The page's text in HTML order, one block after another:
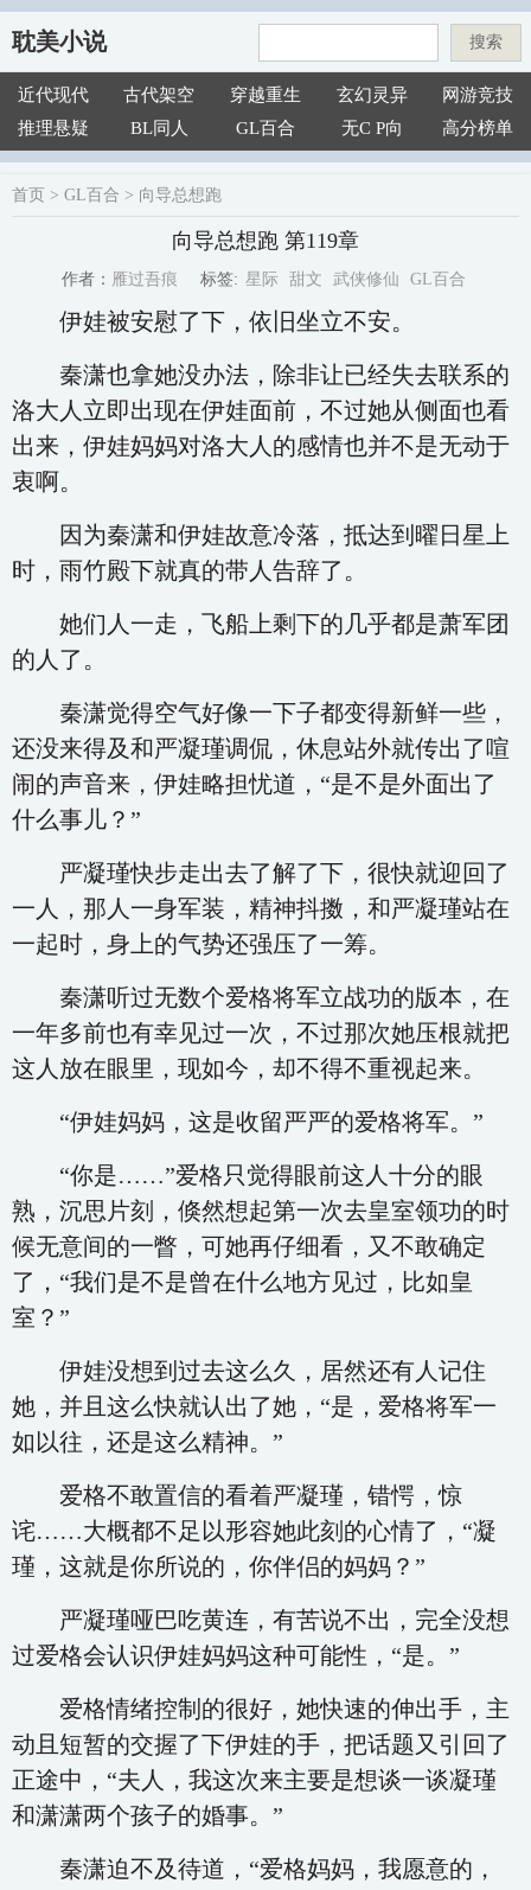
耽美小说 搜索
近代现代 古代架空 穿越重生 玄幻灵异
网游竞技
推理悬疑
BL同人 GL百合 无C P向 高分榜单
首页 > GL百合 > 向导总想跑
向导总想跑 第119章
作者： 雁过吾痕 标签: 星际 甜文 武侠修仙 GL百合
伊娃被安慰了下，依旧坐立不安。
秦潇也拿她没办法，除非让已经失去联系的
洛大人立即出现在伊娃面前，不过她从侧面也看
出来，伊娃妈妈对洛大人的感情也并不是无动于
衷啊。
因为秦潇和伊娃故意冷落，抵达到曜日星上
时，雨竹殿下就真的带人告辞了。
她们人一走，飞船上剩下的几乎都是萧军团
的人了。
秦潇觉得空气好像一下子都变得新鲜一些，
还没来得及和严凝瑾调侃，休息站外就传出了喧
闹的声音来，伊娃略担忧道，“是不是外面出了
什么事儿？”
严凝瑾快步走出去了解了下，很快就迎回了
一人，那人一身军装，精神抖擞，和严凝瑾站在
一起时，身上的气势还强压了一筹。
秦潇听过无数个爱格将军立战功的版本，在
一年多前也有幸见过一次，不过那次她压根就把
这人放在眼里，现如今，却不得不重视起来。
“伊娃妈妈，这是收留严严的爱格将军。”
“你是……”爱格只觉得眼前这人十分的眼
熟，沉思片刻，倏然想起第一次去皇室领功的时
候无意间的一瞥，可她再仔细看，又不敢确定
了，“我们是不是曾在什么地方见过，比如皇
室？”
伊娃没想到过去这么久，居然还有人记住
她，并且这么快就认出了她，“是，爱格将军一
如以往，还是这么精神。”
爱格不敢置信的看着严凝瑾，错愕，惊
诧……大概都不足以形容她此刻的心情了，“凝
瑾，这就是你所说的，你伴侣的妈妈？”
严凝瑾哑巴吃黄连，有苦说不出，完全没想
过爱格会认识伊娃妈妈这种可能性，“是。”
爱格情绪控制的很好，她快速的伸出手，主
动且短暂的交握了下伊娃的手，把话题又引回了
正途中，“夫人，我这次来主要是想谈一谈凝瑾
和潇潇两个孩子的婚事。”
秦潇迫不及待道，“爱格妈妈，我愿意的，